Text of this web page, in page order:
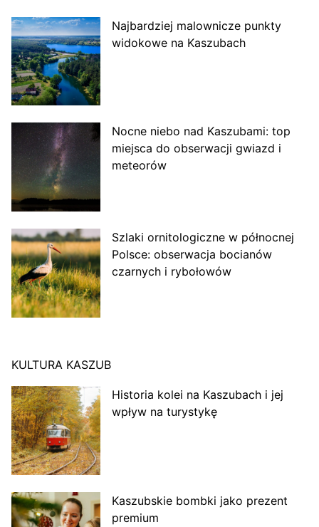
Najbardziej malownicze punkty
widokowe na Kaszubach
Nocne niebo nad Kaszubami: top
miejsca do obserwacji gwiazd i
meteorów
Szlaki ornitologiczne w północnej
Polsce: obserwacja bocianów
czarnych i rybołowów
KULTURA KASZUB
Historia kolei na Kaszubach i jej
wpływ na turystykę
Kaszubskie bombki jako prezent
premium